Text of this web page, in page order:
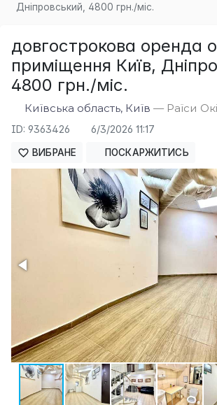
Дніпровський, 4800 грн./міс.
довгострокова оренда
приміщення Київ,
4800 грн./міс.
Київська область, Київ — Раїси
ID: 9363426 6/3/2026 11:17
ВИБРАНЕ ПОСКАРЖИТИСЬ